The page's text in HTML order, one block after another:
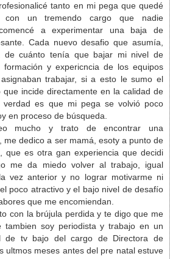
tanto en mi pega que quedé
un tremendo cargo que nadie
a experimentar una baja de
Cada nuevo desafio que asumía,
de cuánto tenía que bajar mi nivel de
formación y expericncia de los equipos
trabajar, si a esto le sumo el
que incide directamente en la calidad de
verdad es que mi pega se volvió poco
en proceso de búsqueda.
mucho y trato de encontrar una
me dedico a ser mamá, esoty a punto de
que es otra gan experiencia que decidi
me da miedo volver al trabajo, igual
vez anterior y no lograr motivarme ni
poco atractivo y el bajo nivel de desafío
que me encomiendan.
con la brújula perdida y te digo que me
tambien soy periodista y trabajo en un
de tv bajo del cargo de Directora de
ultmos meses antes del pre natal estuve